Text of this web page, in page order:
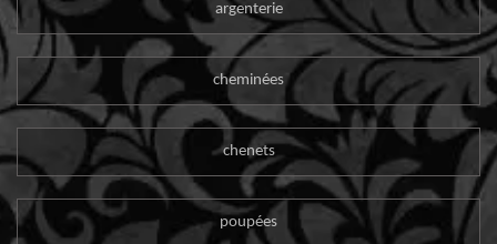
argenterie
cheminées
chenets
poupées